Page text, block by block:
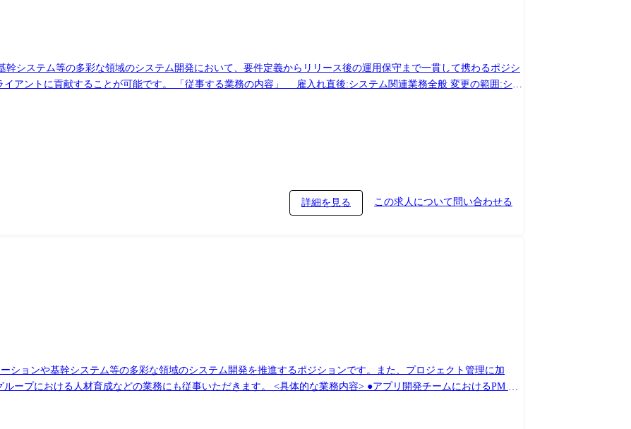
システム等の多彩な領域のシステム開発において、要件定義からリリース後の運用保守まで一貫して携わるポジシ
務の内容」 雇入れ直後:システム関連業務全般 変更の範囲:シス
詳細を見る この求人について問い合わせる
ションや基幹システム等の多彩な領域のシステム開発を推進するポジションです。また、プロジェクト管理に加
務にも従事いただきます。 <具体的な業務内容> ●アプリ開発チームにおけるPM ・